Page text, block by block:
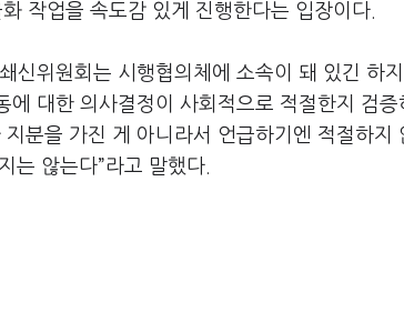
작업을 속도감 있게 진행한다는 입장이다.
신위원회는 시행협의체에 소속이 돼 있긴 하
에 대한 의사결정이 사회적으로 적절한지 검증
분을 가진 게 아니라서 언급하기엔 적절하지
는 않는다”라고 말했다.